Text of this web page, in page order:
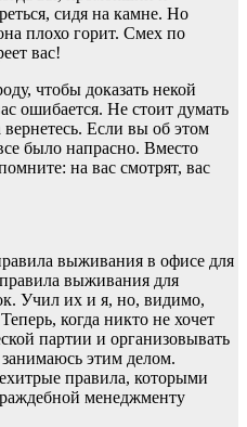
сидя на камне. Но
плохо горит. Смех по
вас!
чтобы доказать некой
ошибается. Не стоит думать
Если вы об этом
было напрасно. Вместо
на вас смотрят, вас
выживания в офисе для
выживания для
Учил их и я, но, видимо,
когда никто не хочет
партии и организовывать
этим делом.
правила, которыми
менеджменту